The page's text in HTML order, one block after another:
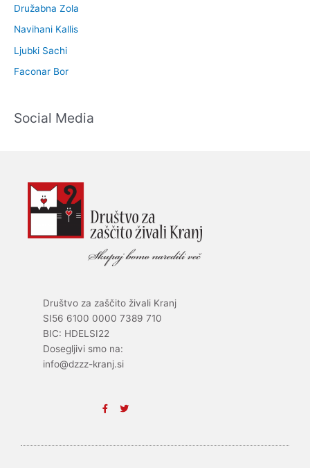
Družabna Zola
Navihani Kallis
Ljubki Sachi
Faconar Bor
Social Media
Društvo za zaščito živali Kranj
SI56 6100 0000 7389 710
BIC: HDELSI22
Dosegljivi smo na:
info@dzzz-kranj.si
F
a
T
w